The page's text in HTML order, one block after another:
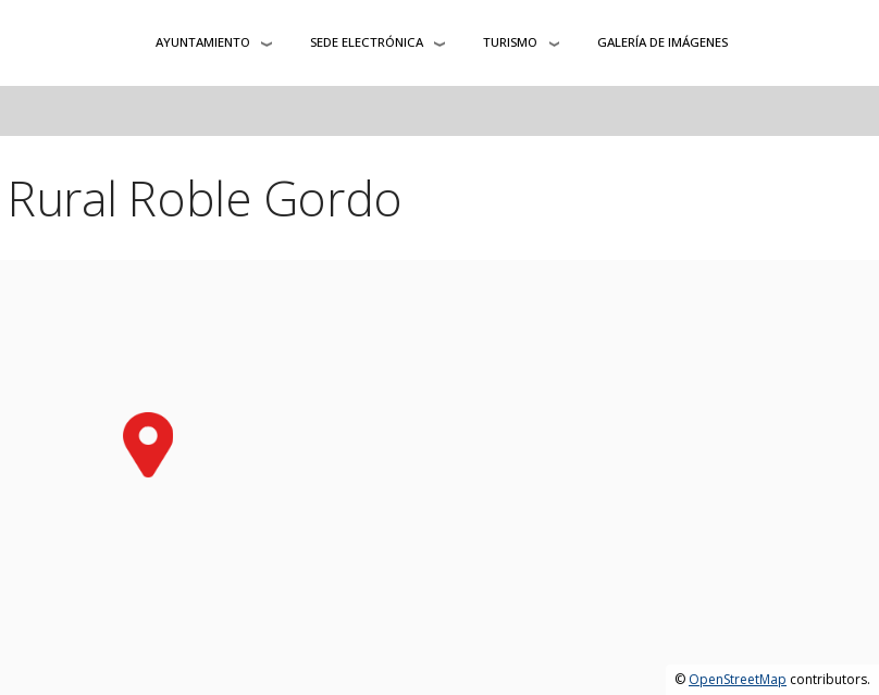
AYUNTAMIENTO SEDE ELECTRÓNICA TURISMO GALERÍA DE IMÁGENES
Rural Roble Gordo
© OpenStreetMap contributors.